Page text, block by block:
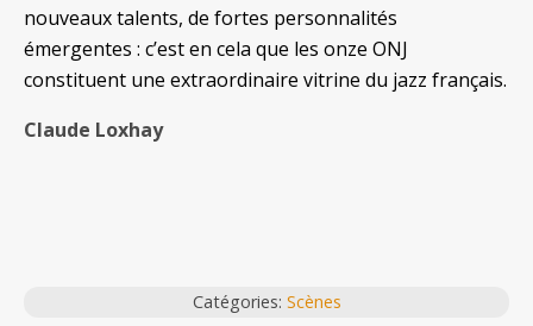
nouveaux talents, de fortes personnalités
émergentes : c’est en cela que les onze ONJ
constituent une extraordinaire vitrine du jazz français.
Claude Loxhay
Catégories: Scènes